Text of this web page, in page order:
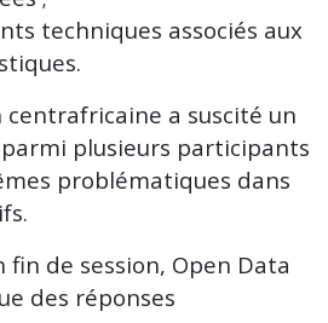
techniques associés aux
a suscité un
plusieurs participants
problématiques dans
fin de session, Open Data
des réponses